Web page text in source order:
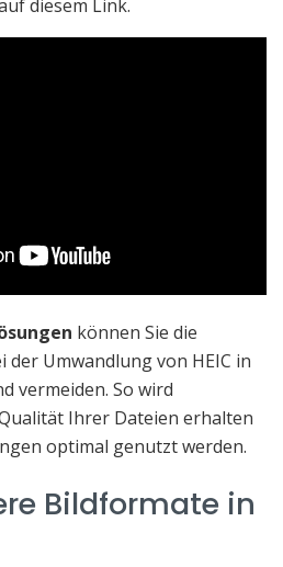
diesem Link.
können Sie die
der Umwandlung von HEIC in
vermeiden. So wird
Ihrer Dateien erhalten
optimal genutzt werden.
Bildformate in